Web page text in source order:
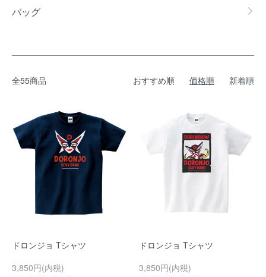
バッグ
全55商品 おすすめ順 価格順 新着順
ドロンジョ Tシャツ
3,850円(内税)
ドロンジョ Tシャツ
3,850円(内税)